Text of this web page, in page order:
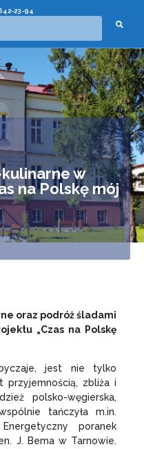
23-94
w
na Polskę mój
oraz podróż śladami
„Czas na Polskę
jest nie tylko
przyjemnością, zbliża i
polsko-węgierska,
tańczyła m.in.
poranek
J. Bema w Tarnowie.